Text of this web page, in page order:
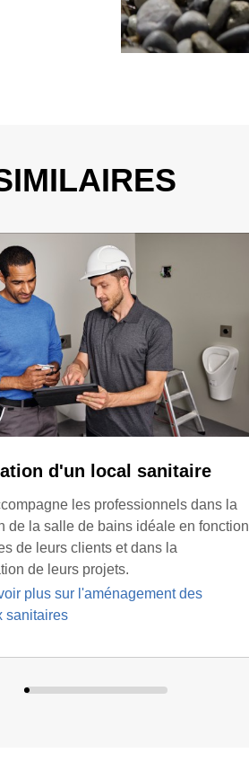
d'un local sanitaire
les professionnels dans la
de la salle de bains idéale en fonction
de leurs clients et dans la
de leurs projets.
plus sur l'aménagement des
sanitaires